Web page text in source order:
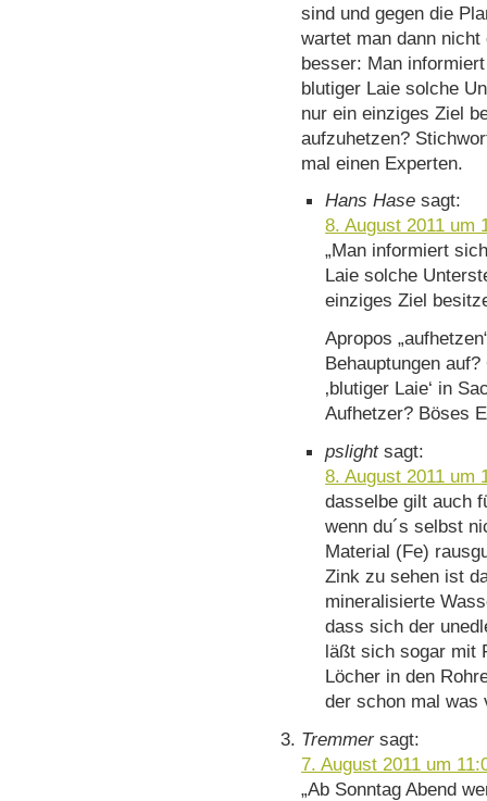
sind und gegen die
wartet man dann
besser: Man
blutiger Laie solche
nur ein einziges Ziel
aufzuhetzen?
mal einen Experten.
Hans Hase sagt:
8. August 2011 um
„Man informiert
Laie solche
einziges Ziel
Apropos
Behauptungen
‚blutiger Laie‘ in
Aufhetzer? Böses
pslight sagt:
8. August 2011 um
dasselbe gilt auch
wenn du´s selbst
Material (Fe)
Zink zu sehen ist
mineralisierte
dass sich der
läßt sich sogar mit
Löcher in den
der schon mal was
Tremmer sagt:
7. August 2011 um
„Ab Sonntag Abend